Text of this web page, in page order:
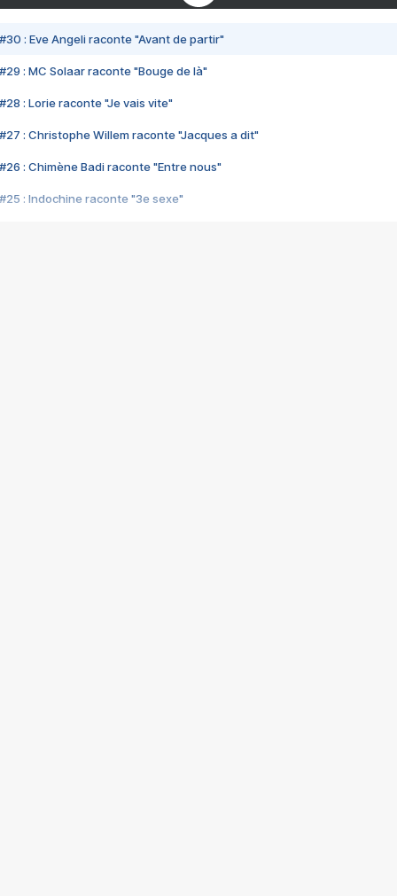
#30 : Eve Angeli raconte "Avant de partir"
#29 : MC Solaar raconte "Bouge de là"
#28 : Lorie raconte "Je vais vite"
#27 : Christophe Willem raconte "Jacques a dit"
#26 : Chimène Badi raconte "Entre nous"
#25 : Indochine raconte "3e sexe"